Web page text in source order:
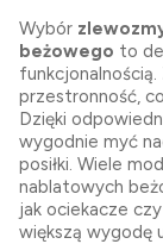
Wybór
beżowego to
przestronność,
Dzięki
wygodnie myć
posiłki. Wiele
nablatowych
jak ociekacze
większą wygodę